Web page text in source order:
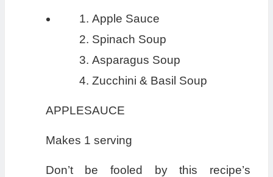
Apple Sauce
Spinach Soup
Asparagus Soup
Zucchini & Basil Soup
APPLESAUCE
Makes 1 serving
Don’t be fooled by this recipe’s